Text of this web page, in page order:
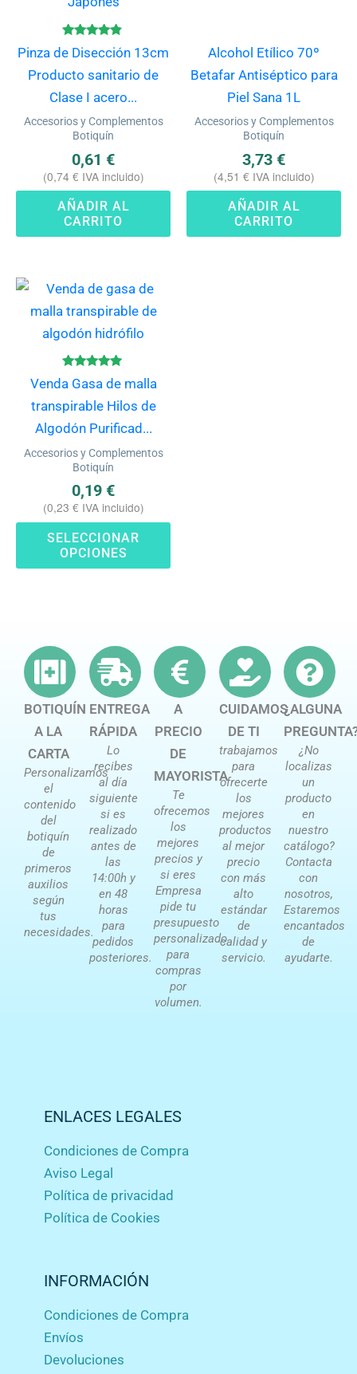
Valorado
con
de 5
Pinza de Disección 13cm
Producto sanitario de
Clase I acero...
Accesorios y Complementos
Botiquín
0,61 €
(0,74 € IVA incluido)
AÑADIR AL
CARRITO
Alcohol Etílico 70º
Betafar Antiséptico para
Piel Sana 1L
Accesorios y Complementos
Botiquín
3,73 €
(4,51 € IVA incluido)
AÑADIR AL
CARRITO
Valorado
con
4.80
de 5
Venda Gasa de malla
transpirable Hilos de
Algodón Purificad...
Accesorios y Complementos
Botiquín
0,19 €
(0,23 € IVA incluido)
SELECCIONAR
OPCIONES
BOTIQUÍN
A LA
CARTA
Personalizamos
el
contenido
del
botiquín
de
primeros
auxilios
según
tus
necesidades.
ENTREGA
RÁPIDA
Lo
recibes
al día
siguiente
si es
realizado
antes de
las
14:00h y
en 48
horas
para
pedidos
posteriores.
A
PRECIO
DE
MAYORISTA
Te
ofrecemos
los
mejores
precios y
si eres
Empresa
pide tu
presupuesto
personalizado
para
compras
por
volumen.
CUIDAMOS
DE TI
trabajamos
para
ofrecerte
los
mejores
productos
al mejor
precio
con más
alto
estándar
de
calidad y
servicio.
¿ALGUNA
¿No
localizas
un
producto
en
nuestro
catálogo?
Contacta
con
nosotros,
Estaremos
encantados
de
ayudarte.
ENLACES LEGALES
Condiciones de Compra
Aviso Legal
Política de privacidad
Política de Cookies
INFORMACIÓN
Condiciones de Compra
Envíos
Devoluciones